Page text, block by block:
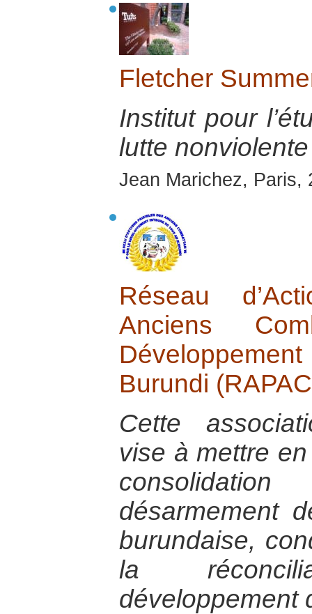
Fletcher
Institut pour
lutte nonviolente
Jean Marichez, Paris,
Réseau
Anciens
Burundi
Cette
vise à mettre
désarmement
burundaise,
la
développement